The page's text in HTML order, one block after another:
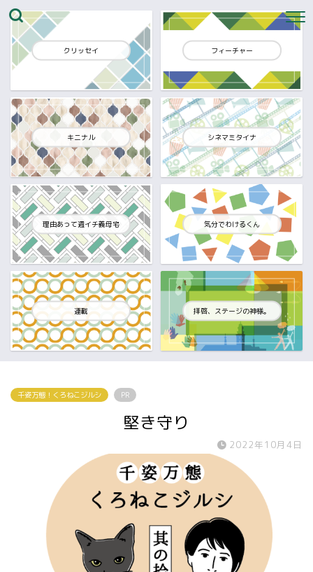
クリッセイ フィーチャー
キニナル シネマミタイナ
理由あって週イチ義母宅 気分でわけるくん
連載 拝啓、ステージの神様。
千姿万態！くろねこジルシ PR
堅き守り
2022年10月4日